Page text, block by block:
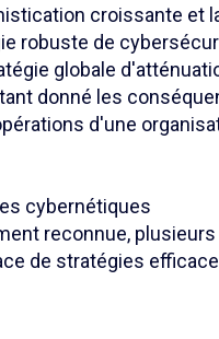
croissante et
robuste de
globale
donné les
d'une
cybernétiques
reconnue,
de stratégies